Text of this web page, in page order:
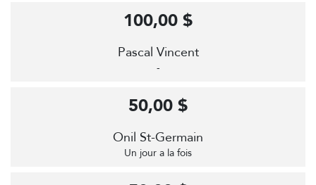
Pascal Vincent
-
100,00 $
Onil St-Germain
Un jour a la fois
50,00 $